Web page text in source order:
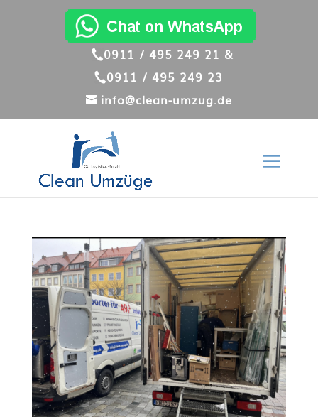
0911 / 495 249 21 &
0911 / 495 249 23
info@clean-umzug.de